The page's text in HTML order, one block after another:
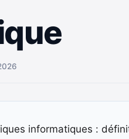
informatiques :